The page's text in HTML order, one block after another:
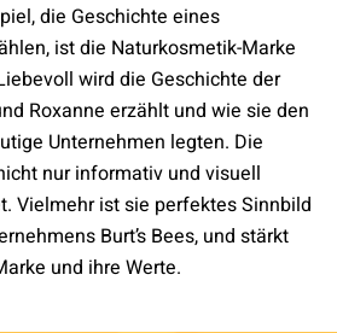
die Geschichte eines
ist die Naturkosmetik-Marke
wird die Geschichte der
Roxanne erzählt und wie sie den
Unternehmen legten. Die
nur informativ und visuell
Vielmehr ist sie perfektes Sinnbild
Burt’s Bees, und stärkt
und ihre Werte.